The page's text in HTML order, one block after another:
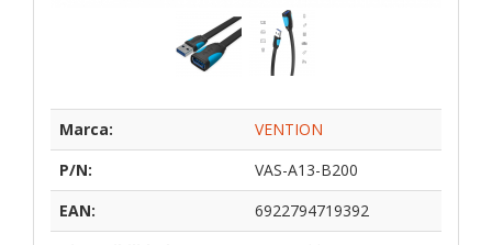
Marca:
VENTION
P/N:
VAS-A13-B200
EAN:
6922794719392